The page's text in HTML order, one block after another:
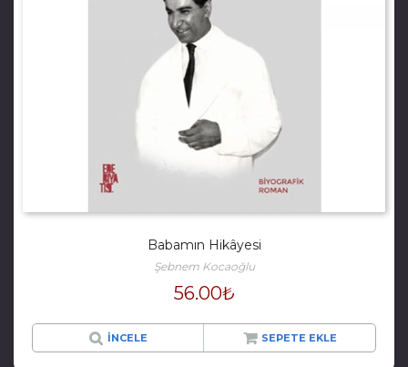
Babamın Hikâyesi
Şebnem Kocaoğlu
56.00₺
İNCELE SEPETE EKLE